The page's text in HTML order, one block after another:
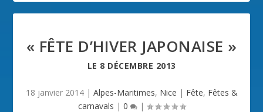
« FÊTE D’HIVER JAPONAISE »
LE 8 DÉCEMBRE 2013
18 janvier 2014| Alpes-Maritimes, Nice | Fête, Fêtes &
carnavals | 0 |